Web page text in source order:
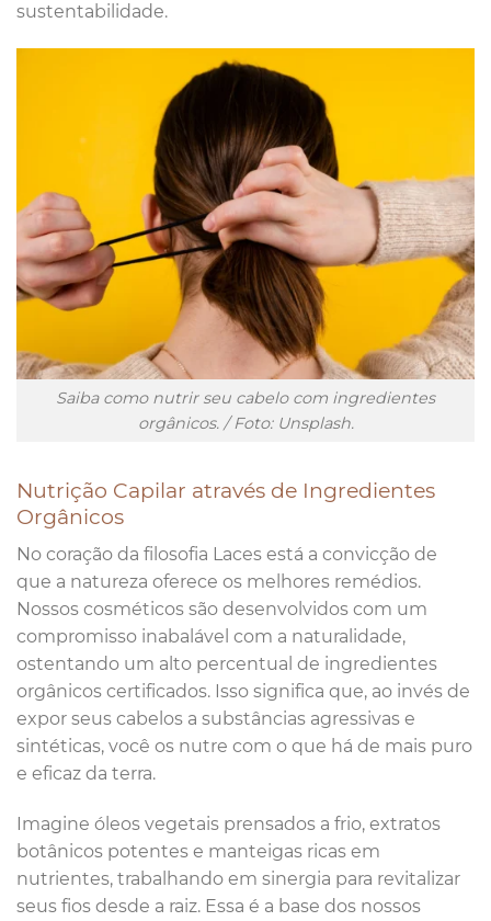
sustentabilidade.
Saiba como nutrir seu cabelo com ingredientes
orgânicos. / Foto: Unsplash.
Nutrição Capilar através de Ingredientes
Orgânicos
No coração da filosofia Laces está a convicção de
que a natureza oferece os melhores remédios.
Nossos cosméticos são desenvolvidos com um
compromisso inabalável com a naturalidade,
ostentando um alto percentual de ingredientes
orgânicos certificados. Isso significa que, ao invés de
expor seus cabelos a substâncias agressivas e
sintéticas, você os nutre com o que há de mais puro
e eficaz da terra.
Imagine óleos vegetais prensados a frio, extratos
botânicos potentes e manteigas ricas em
nutrientes, trabalhando em sinergia para revitalizar
seus fios desde a raiz. Essa é a base dos nossos